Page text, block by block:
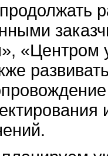
«Центром